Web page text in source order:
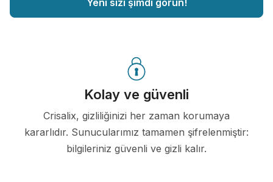
Yeni sizi şimdi görün!
Kolay ve güvenli
Crisalix, gizliliğinizi her zaman korumaya
kararlıdır. Sunucularımız tamamen şifrelenmiştir:
bilgileriniz güvenli ve gizli kalır.